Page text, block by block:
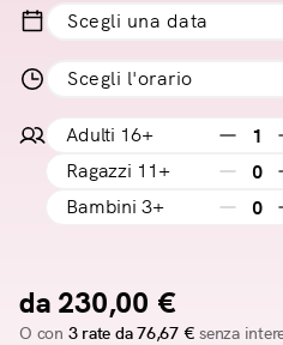
Scegli una data
Scegli l'orario
Adulti 16+
1
Ragazzi 11+
0
Bambini 3+
0
da 230,00 €
O con 3 rate da 76,67 € senza